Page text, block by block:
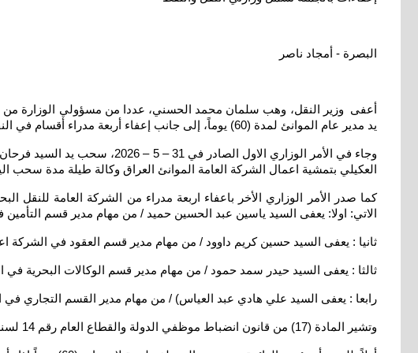
البصرة - أمجاد ناصر
أعفى وزير النقل، وهب سلمان محمد الحسني، عددا من مسؤولي الوزارة من
يد مدير عام الموانئ لمدة (60) يوماً، إلى جانب إعفاء أربعة مدراء أقسام في النقل البحري وتكليف بدلاء عنهم
العكيلي بتمشية اعمال الشركة العامة الموانئ العراق وكالة طيلة مدة سحب
كما صدر الأمر الوزاري الأخر باعفاء اربعة مدراء من الشركة العامة
الاتي: اولا: يعفى السيد ياسين عبد الحسين حميد / من مهام مدير قسم
ثانيا : يعفى السيد حسين كريم داوود / من مهام مدير قسم العقود في الشركة
ثالثا : يعفى السيد حيدر سمد حمود / من مهام مدير قسم الوكالات البحرية في
رابعا : يعفى السيد علي هادي عبد العياس) / من مهام مدير القسم التجاري في
وتشير المادة (17) من قانون انضباط موظفي الدولة والقطاع العام رقم 14 لسنة 1991 في العراق تتعلق بـ سحب يد الموظف (إبعاده مؤقتاً عن ممارسة وظيفته) أثناء التحقيق الإداري، ونصها